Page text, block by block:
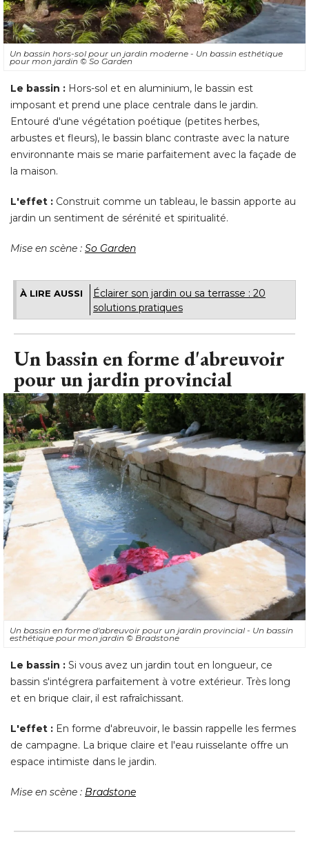
Un bassin hors-sol pour un jardin moderne - Un bassin esthétique
pour mon jardin © So Garden
Le bassin : Hors-sol et en aluminium, le bassin est
imposant et prend une place centrale dans le jardin.
Entouré d'une végétation poétique (petites herbes,
arbustes et fleurs), le bassin blanc contraste avec la nature
environnante mais se marie parfaitement avec la façade de
la maison.
L'effet : Construit comme un tableau, le bassin apporte au
jardin un sentiment de sérénité et spiritualité.
Mise en scène : So Garden
À LIRE AUSSI
Éclairer son jardin ou sa terrasse : 20
solutions pratiques
Un bassin en forme d'abreuvoir
pour un jardin provincial
Un bassin en forme d'abreuvoir pour un jardin provincial - Un bassin
esthétique pour mon jardin © Bradstone
Le bassin : Si vous avez un jardin tout en longueur, ce
bassin s'intégrera parfaitement à votre extérieur. Très long
et en brique clair, il est rafraîchissant.
L'effet : En forme d'abreuvoir, le bassin rappelle les fermes
de campagne. La brique claire et l'eau ruisselante offre un
espace intimiste dans le jardin.
Mise en scène : Bradstone